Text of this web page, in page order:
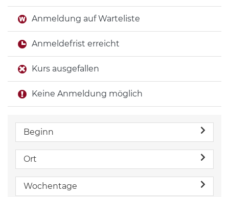
Anmeldung auf Warteliste
Anmeldefrist erreicht
Kurs ausgefallen
Keine Anmeldung möglich
Beginn
Ort
Wochentage